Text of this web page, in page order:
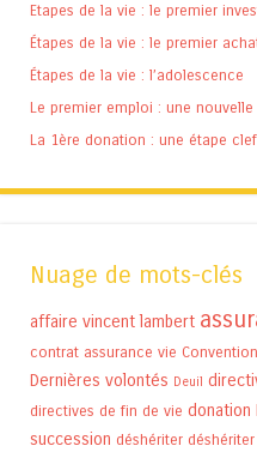
Etapes de la vie : le premier
Étapes de la vie : le premier
Étapes de la vie : l’adolescence
Le premier emploi : une
La 1ère donation : une étape
Nuage de mots-clés
affaire vincent lambert
contrat assurance vie
Dernières volontés Deuil
directives de fin de vie donation
succession déshériter